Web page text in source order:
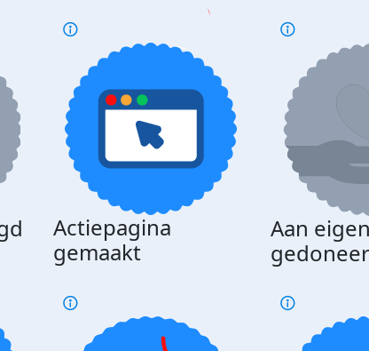
Actiepagina
gemaakt
Aan